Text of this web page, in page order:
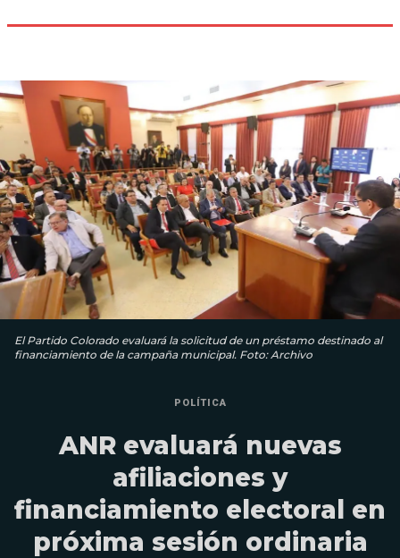
El Partido Colorado evaluará la solicitud de un préstamo destinado al
financiamiento de la campaña municipal. Foto: Archivo
POLÍTICA
ANR evaluará nuevas
afiliaciones y
financiamiento electoral en
próxima sesión ordinaria